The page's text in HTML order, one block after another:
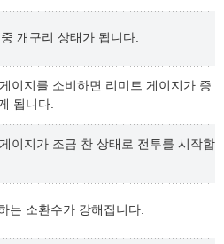
개구리 상태가 됩니다.
이지를 소비하면 리미트 게이지가 증
됩니다.
이지가 조금 찬 상태로 전투를 시작합
는 소환수가 강해집니다.